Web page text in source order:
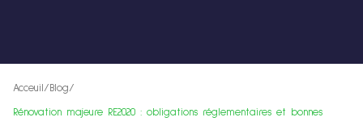
Acceuil / Blog/
Rénovation majeure RE2020 : obligations réglementaires et bonnes